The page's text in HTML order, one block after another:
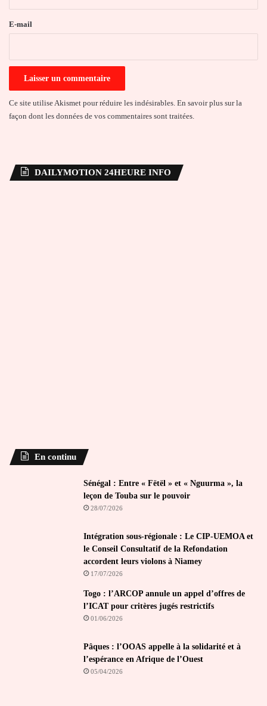
e
E-mail
Ce site utilise Akismet pour réduire les indésirables. En savoir plus sur la
façon dont les données de vos commentaires sont traitées
DAILYMOTION 24HEURE INFO
En continu
Sénégal : Entre « Fëtël » et « Nguurma », la
leçon de Touba sur le pouvoir
28/07/2026
Intégration sous-régionale : Le CIP-UEMOA et
le Conseil Consultatif de la Refondation
accordent leurs violons à Niamey
17/07/2026
Togo : l’ARCOP annule un appel d’offres de
l’ICAT pour critères jugés restrictifs
01/06/2026
Pâques : l’OOAS appelle à la solidarité et à
l’espérance en Afrique de l’Ouest
05/04/2026